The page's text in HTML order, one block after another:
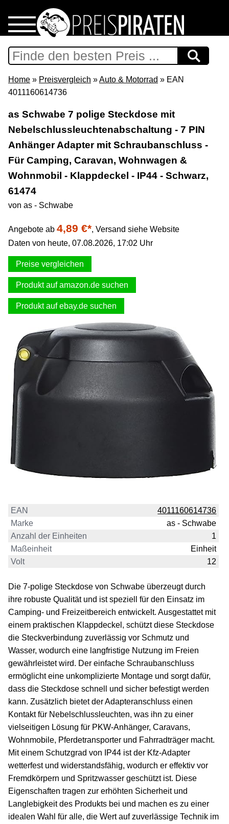
Home
Download
Support & Newsletter
Presse
Datenschutz
Home » Preisvergleich »Auto & Motorrad » EAN
4011160614736
as Schwabe 7 polige Steckdose mit
Nebelschlussleuchtenabschaltung - 7 PIN
Anhänger Adapter mit Schraubanschluss -
Für Camping, Caravan, Wohnwagen &
Wohnmobil - Klappdeckel - IP44 - Schwarz,
61474
von as - Schwabe
Angebote ab 4,89 €*, Versand siehe Website
Daten von heute, 07.08.2026, 17:02 Uhr
Preise vergleichen
Produkt auf amazon.de suchen
Produkt auf ebay.de suchen
EAN
4011160614736
Marke
as - Schwabe
Anzahl der Einheiten
1
Maßeinheit
Einheit
Volt
12
Die 7-polige Steckdose von Schwabe überzeugt durch
ihre robuste Qualität und ist speziell für den Einsatz im
Camping- und Freizeitbereich entwickelt. Ausgestattet mit
einem praktischen Klappdeckel, schützt diese Steckdose
die Steckverbindung zuverlässig vor Schmutz und
Wasser, wodurch eine langfristige Nutzung im Freien
gewährleistet wird. Der einfache Schraubanschluss
ermöglicht eine unkomplizierte Montage und sorgt dafür,
dass die Steckdose schnell und sicher befestigt werden
kann. Zusätzlich bietet der Adapteranschluss einen
Kontakt für Nebelschlussleuchten, was ihn zu einer
vielseitigen Lösung für PKW-Anhänger, Caravans,
Wohnmobile, Pferdetransporter und Fahrradträger macht.
Mit einem Schutzgrad von IP44 ist der Kfz-Adapter
wetterfest und widerstandsfähig, wodurch er effektiv vor
Fremdkörpern und Spritzwasser geschützt ist. Diese
Eigenschaften tragen zur erhöhten Sicherheit und
Langlebigkeit des Produkts bei und machen es zu einer
idealen Wahl für alle, die Wert auf zuverlässige Technik im